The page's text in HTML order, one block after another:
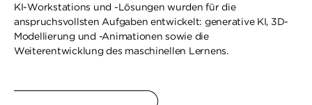
KI-Workstations und -Lösungen wurden für die
anspruchsvollsten Aufgaben entwickelt: generative KI, 3D-
Modellierung und -Animationen sowie die
Weiterentwicklung des maschinellen Lernens.